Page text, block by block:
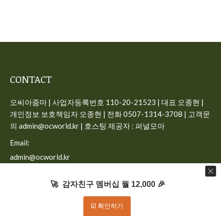
CONTACT
오씨아줌마 | 사업자등록번호 110-20-21523 | 대표 오종현 |
개인정보 보호책임자 오종현 | 전화 0507-1314-3708 | 고객문
의 admin@ocworld.kr | 호스팅 제공자 : 퍼널모아
Email:
admin@ocworld.kr
Dream-Theme — trulypremium WordPress themes
🚀 감자친구 멤버십 월 12,000 🎉
☑️ 확인하기